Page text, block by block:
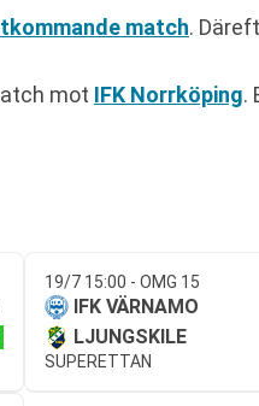
match.
mot IFK Norrköping.
19/7 15:00 - OMG 15
IFK VÄRNAMO
LJUNGSKILE
SUPERETTAN